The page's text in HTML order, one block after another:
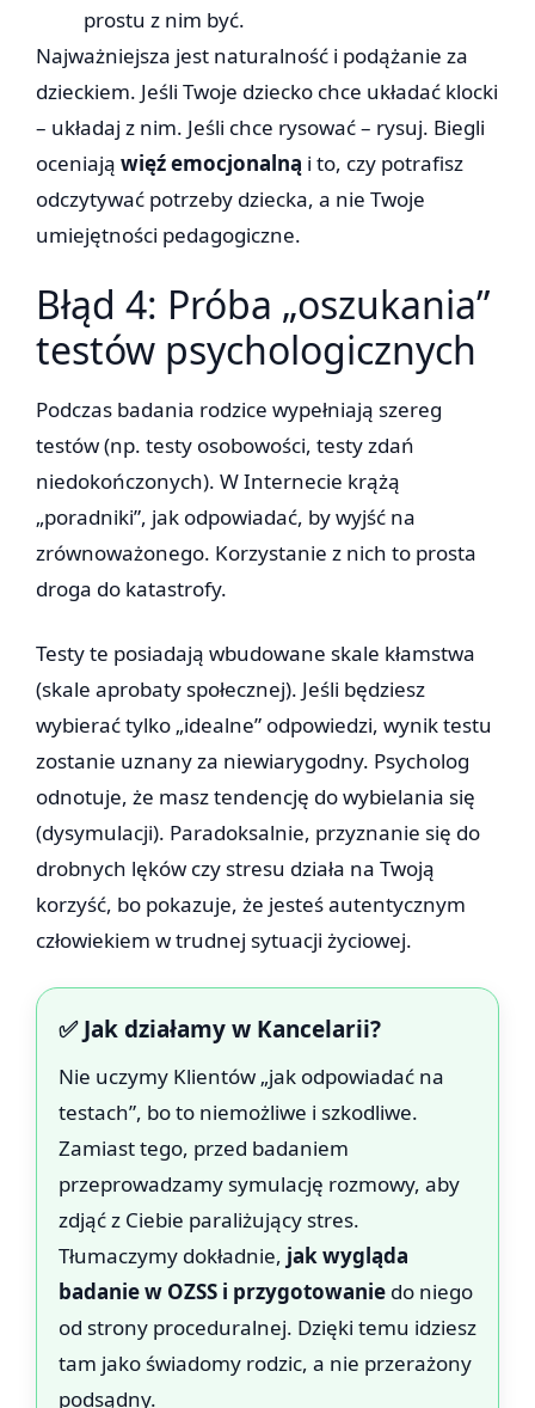
prostu z nim być.
Najważniejsza jest naturalność i podążanie za
dzieckiem. Jeśli Twoje dziecko chce układać klocki
– układaj z nim. Jeśli chce rysować – rysuj. Biegli
oceniają więź emocjonalną i to, czy potrafisz
odczytywać potrzeby dziecka, a nie Twoje
umiejętności pedagogiczne.
Błąd 4: Próba „oszukania”
testów psychologicznych
Podczas badania rodzice wypełniają szereg
testów (np. testy osobowości, testy zdań
niedokończonych). W Internecie krążą
„poradniki”, jak odpowiadać, by wyjść na
zrównoważonego. Korzystanie z nich to prosta
droga do katastrofy.
Testy te posiadają wbudowane skale kłamstwa
(skale aprobaty społecznej). Jeśli będziesz
wybierać tylko „idealne” odpowiedzi, wynik testu
zostanie uznany za niewiarygodny. Psycholog
odnotuje, że masz tendencję do wybielania się
(dysymulacji). Paradoksalnie, przyznanie się do
drobnych lęków czy stresu działa na Twoją
korzyść, bo pokazuje, że jesteś autentycznym
człowiekiem w trudnej sytuacji życiowej.
✅ Jak działamy w Kancelarii?
Nie uczymy Klientów „jak odpowiadać na
testach”, bo to niemożliwe i szkodliwe.
Zamiast tego, przed badaniem
przeprowadzamy symulację rozmowy, aby
zdjąć z Ciebie paraliżujący stres.
Tłumaczymy dokładnie, jak wygląda
badanie w OZSS i przygotowanie do niego
od strony proceduralnej. Dzięki temu idziesz
tam jako świadomy rodzic, a nie przerażony
podsądny.